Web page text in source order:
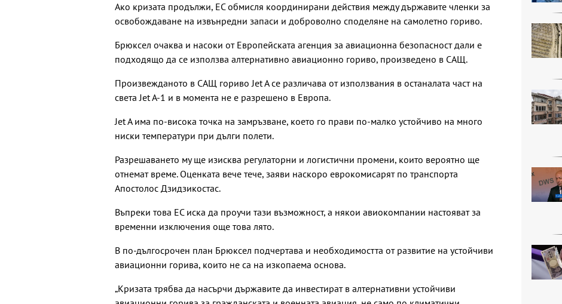
Ако кризата продължи, ЕС обмисля координирани действия между държавите членки за
освобождаване на извънредни запаси и доброволно споделяне на самолетно гориво.
Брюксел очаква и насоки от Европейската агенция за авиационна безопасност дали е
подходящо да се използва алтернативно авиационно гориво, произведено в САЩ.
Произвежданото в САЩ гориво Jet A се различава от използвания в останалата част на
света Jet A-1 и в момента не е разрешено в Европа.
Jet A има по-висока точка на замръзване, което го прави по-малко устойчиво на много
ниски температури при дълги полети.
Разрешаването му ще изисква регулаторни и логистични промени, които вероятно ще
отнемат време. Оценката вече тече, заяви наскоро еврокомисарят по транспорта
Апостолос Дзидзикостас.
Въпреки това ЕС иска да проучи тази възможност, а някои авиокомпании настояват за
временни изключения още това лято.
В по-дългосрочен план Брюксел подчертава и необходимостта от развитие на устойчиви
авиационни горива, които не са на изкопаема основа.
„Кризата трябва да насърчи държавите да инвестират в алтернативни устойчиви